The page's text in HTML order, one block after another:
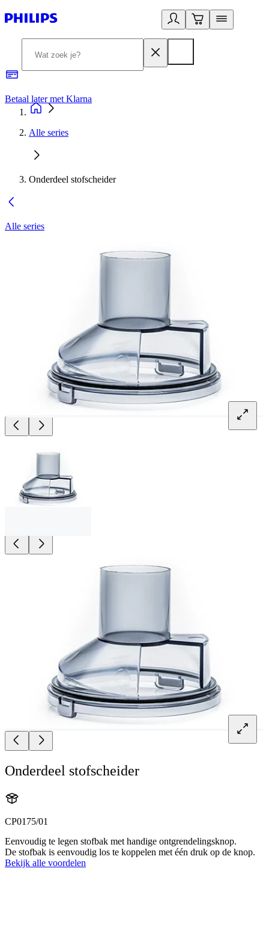
Betaal later met Klarna
Alle series
Onderdeel stofscheider
Alle series
Onderdeel stofscheider
CP0175/01
Eenvoudig te legen stofbak met handige ontgrendelingsknop.
De stofbak is eenvoudig los te koppelen met één druk op de knop.
Bekijk alle voordelen